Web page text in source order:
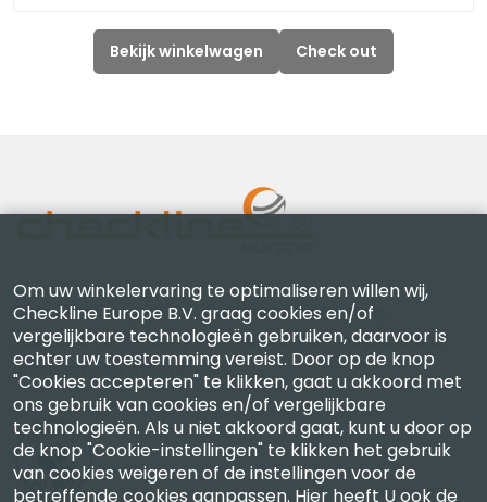
Bekijk winkelwagen Check out
Checkline Europe B.V. — specialisten in levering,
kalibratie, certificering en reparatie van hoogwaardige
precisiemeetinstrumenten.
Om uw winkelervaring te optimaliseren willen wij,
Checkline Europe B.V. graag cookies en/of
vergelijkbare technologieën gebruiken, daarvoor is
echter uw toestemming vereist. Door op de knop
"Cookies accepteren" te klikken, gaat u akkoord met
ons gebruik van cookies en/of vergelijkbare
technologieën. Als u niet akkoord gaat, kunt u door op
de knop "Cookie-instellingen" te klikken het gebruik
van cookies weigeren of de instellingen voor de
betreffende cookies aanpassen. Hier heeft U ook de